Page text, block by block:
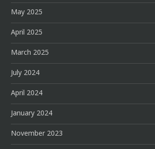
May 2025
April 2025
March 2025
July 2024
April 2024
January 2024
November 2023